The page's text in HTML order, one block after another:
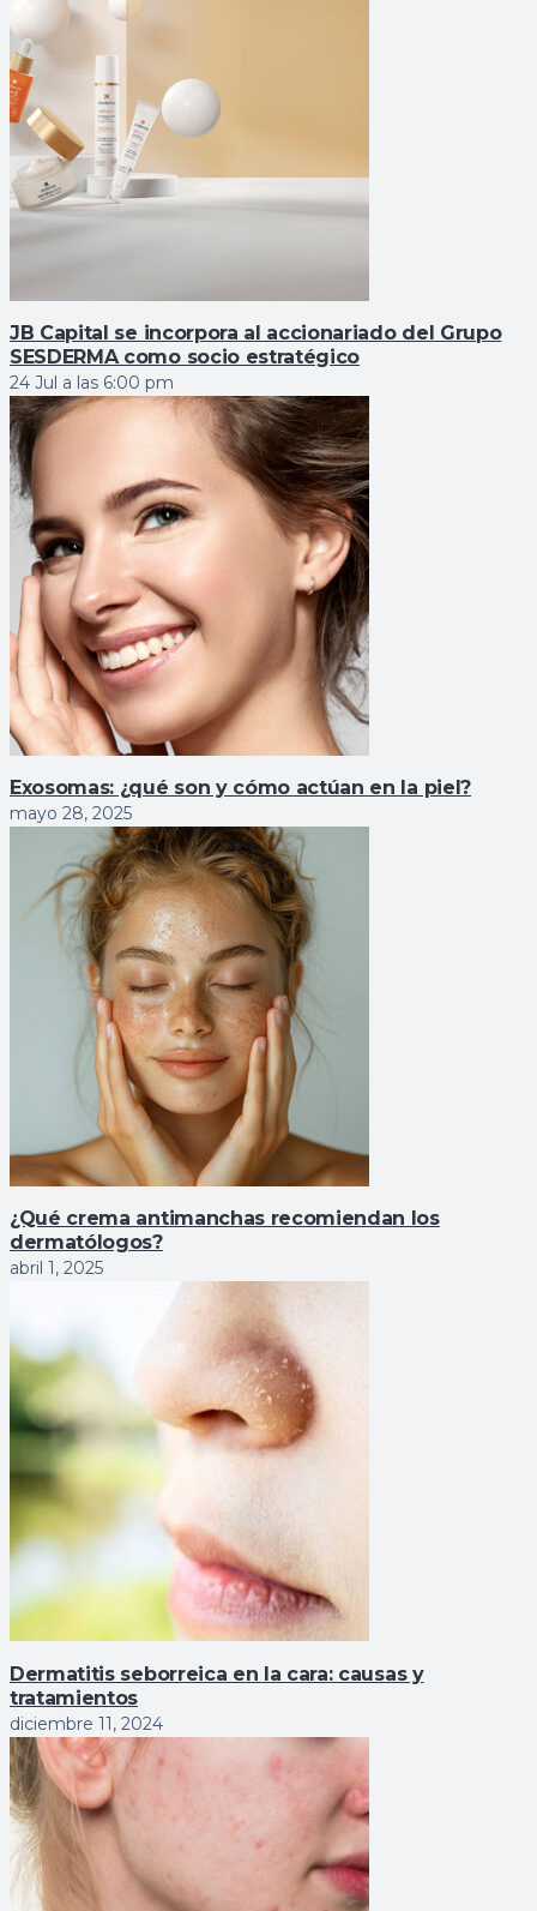
JB Capital se incorpora al accionariado del Grupo
SESDERMA como socio estratégico
24 Jul a las 6:00 pm
Exosomas: ¿qué son y cómo actúan en la piel?
mayo 28, 2025
¿Qué crema antimanchas recomiendan los
dermatólogos?
abril 1, 2025
Dermatitis seborreica en la cara: causas y
tratamientos
diciembre 11, 2024